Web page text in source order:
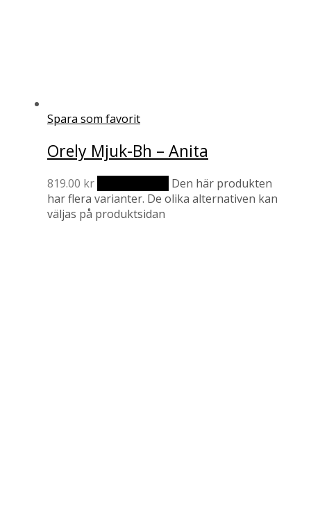
Spara som favorit
Orely Mjuk-Bh – Anita
819.00 kr
Den här produkten
har flera varianter. De olika alternativen kan
väljas på produktsidan